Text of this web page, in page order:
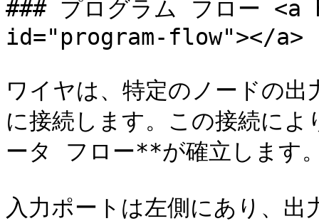
### プログラム フロー
id="program-flow"></a>
ワイヤは、特定のノードの
に接続します。この接続に
ータ フロー**が確立します
入力ポートは左側にあり、